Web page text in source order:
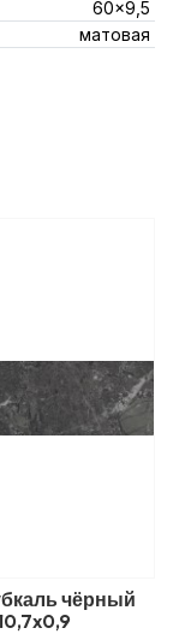
60x9,5
матовая
чёрный